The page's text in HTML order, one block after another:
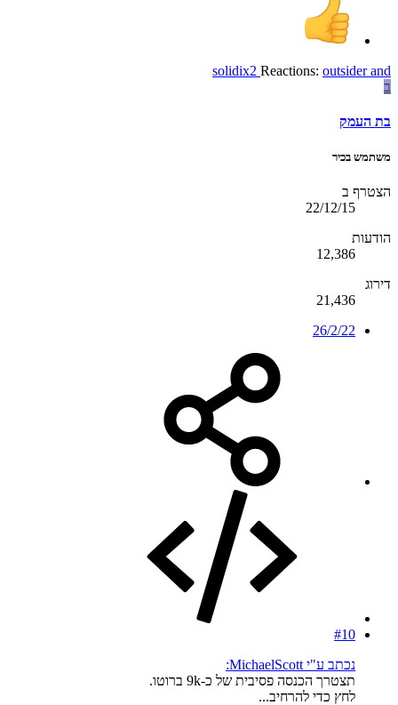
Reactions: outsiderand
solidix2
ב
בת העמק
משתמש בכיר
הצטרף ב
22/12/15
הודעות
12,386
דירוג
21,436
26/2/22
#10
נכתב ע"י MichaelScott:
תצטרך הכנסה פסיבית של כ-9k ברוטו.
לחץ כדי להרחיב...